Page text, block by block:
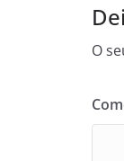
O